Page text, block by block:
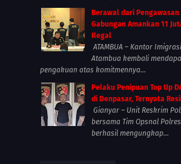
Berawal dari Pengawasan
Gabungan Amankan 11
Ilegal
ATAMBUA – Kantor
Atambua kembali
pengakuan atas komitmennya...
Pelaku Penipuan Top Up
di Denpasar, Ternyata
Gianyar – Unit Reskrim
bersama Tim Opsnal
berhasil mengungkap...